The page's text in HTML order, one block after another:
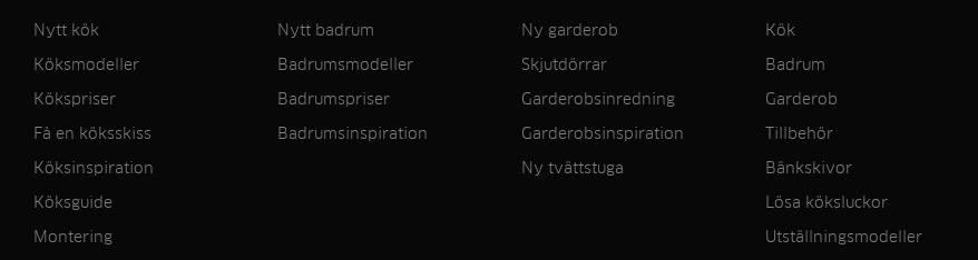
Nytt kök
Köksmodeller
Kökspriser
Få en köksskiss
Köksinspiration
Köksguide
Montering
Nytt badrum
Badrumsmodeller
Badrumspriser
Badrumsinspiration
Ny garderob
Skjutdörrar
Garderobsinredning
Garderobsinspiration
Ny tvättstuga
Kök
Badrum
Garderob
Tillbehör
Bänkskivor
Lösa köksluckor
Utställningsmodeller